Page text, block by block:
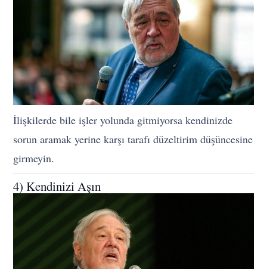
İlişkilerde bile işler yolunda gitmiyorsa kendinizde
sorun aramak yerine karşı tarafı düzeltirim düşüncesine
girmeyin.
4) Kendinizi Aşın